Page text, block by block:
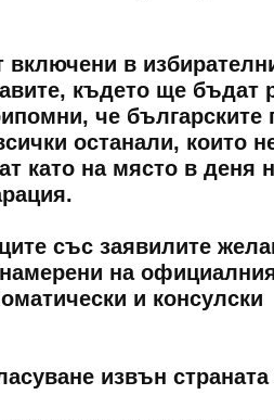
в
където ще бъдат
че българските
останали, които
като на място в деня
със заявилите
на
и консулски
извън страната